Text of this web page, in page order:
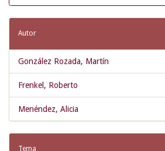
Autor
González Rozada, Martín
Frenkel, Roberto
Menéndez, Alicia
Tema